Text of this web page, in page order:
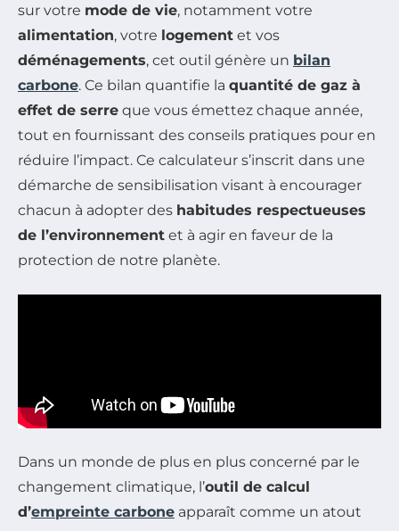
sur votre mode de vie, notamment votre
alimentation, votre logement et vos
déménagements, cet outil génère un bilan
carbone. Ce bilan quantifie la quantité de gaz à
effet de serre que vous émettez chaque année,
tout en fournissant des conseils pratiques pour en
réduire l’impact. Ce calculateur s’inscrit dans une
démarche de sensibilisation visant à encourager
chacun à adopter des habitudes respectueuses
de l’environnement et à agir en faveur de la
protection de notre planète.
Dans un monde de plus en plus concerné par le
changement climatique, l’outil de calcul
d’empreinte carbone apparaît comme un atout